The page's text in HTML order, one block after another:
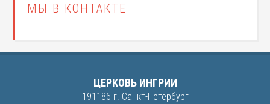
МЫ В КОНТАКТЕ
ЦЕРКОВЬ ИНГРИИ
191186 г. Санкт-Петербург